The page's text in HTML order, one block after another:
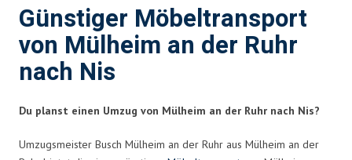
Günstiger Möbeltransport
von Mülheim an der Ruhr
nach Nis
Du planst einen Umzug von Mülheim an der Ruhr nach Nis?
Umzugsmeister Busch Mülheim an der Ruhr aus Mülheim an der